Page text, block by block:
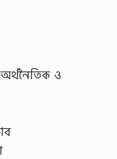
অর্থনৈতিক ও